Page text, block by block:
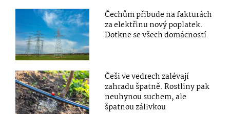
Čechům přibude na fakturách
za elektřinu nový poplatek.
Dotkne se všech domácností
Češi ve vedrech zalévají
zahradu špatně. Rostliny pak
neuhynou suchem, ale
špatnou zálivkou